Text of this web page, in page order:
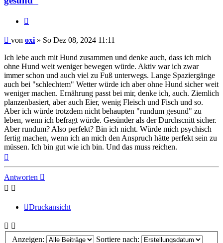
Beitrag
von oxi » So Dez 08, 2024 11:11
Ich lebe auch mit Hund zusammen und denke auch, dass ich mich
ohne Hund weit weniger bewegen würde. Aktiv war ich zwar
immer schon und auch viel zu Fuß unterwegs. Lange Spaziergänge
auch bei "schlechtem" Wetter würde ich aber ohne Hund sicher weit
weniger machen. Ernährung passt bei mir, denke ich, auch. Ziemlich
planzenbasiert, aber auch Eier, wenig Fleisch und Fisch und so.
Aber ich würde trotzdem nicht behaupten "rundum gesund" zu
leben, wenn ich befragt würde. Gesünder als der Durchscnitt sicher.
Aber rundum? Also perfekt? Bin ich nicht. Würde mich psychisch
fertig machen, wenn ich an mich den Anspruch hätte perfekt sein zu
müssen. Ich bin gut wie ich bin. Und das muss reichen.
Antworten
Druckansicht
Anzeigen:
Sortiere nach: